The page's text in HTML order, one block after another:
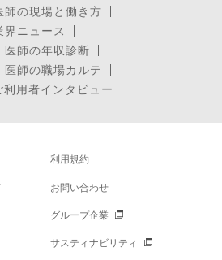
師の現場と働き方
界ニュース
医師の年収診断
医師の職場カルテ
用者インタビュー
利用規約
お問い合わせ
グループ企業
サスティナビリティ